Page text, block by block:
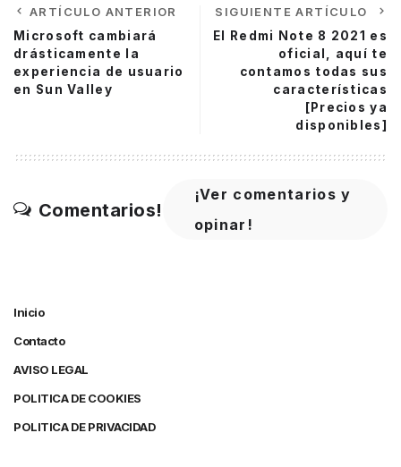
ARTÍCULO ANTERIOR
Microsoft cambiará
drásticamente la
experiencia de usuario
en Sun Valley
SIGUIENTE ARTÍCULO
El Redmi Note 8 2021 es
oficial, aquí te
contamos todas sus
características
[Precios ya
disponibles]
Comentarios!
¡Ver comentarios y
opinar!
Inicio
Contacto
AVISO LEGAL
POLITICA DE COOKIES
POLITICA DE PRIVACIDAD